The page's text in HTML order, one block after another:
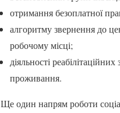
отримання безоплатної
алгоритму звернення до
робочому місці;
діяльності
проживання.
Ще один напрям роботи